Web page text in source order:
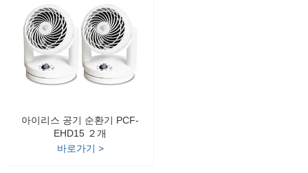
아이리스 공기 순환기 PCF-
EHD15 ２개
바로가기 >